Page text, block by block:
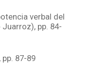
verbal del
Juarroz), pp. 84-
pp. 87-89